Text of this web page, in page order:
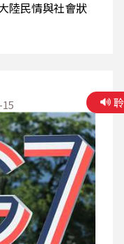
陸民情與社會狀